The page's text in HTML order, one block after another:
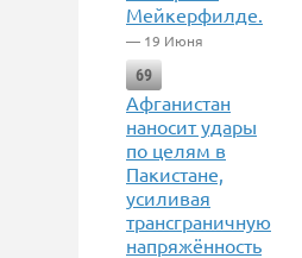
Мейкерфилде.
— 19 Июня
69
Афганистан
наносит удары
по целям в
Пакистане,
усиливая
трансграничную
напряжённость